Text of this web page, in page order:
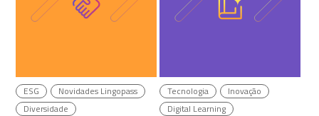
ESG
Novidades Lingopass
Diversidade
Tecnologia
Inovação
Digital Learning